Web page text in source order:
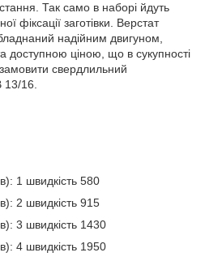
Так само в наборі йдуть
фіксації заготівки. Верстат
надійним двигуном,
доступною ціною, що в сукупності
свердлильний
13/16.
1 швидкість 580
2 швидкість 915
3 швидкість 1430
4 швидкість 1950